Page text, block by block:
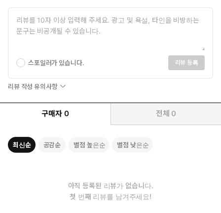
스포일러가 있습니다. 리뷰 등록
리뷰 작성 유의사항
구매자 0 전체 0
최신순 공감순 별점 높은순 별점 낮은순
아직 등록된 리뷰가 없습니다.
첫 번째 리뷰를 남겨주세요!